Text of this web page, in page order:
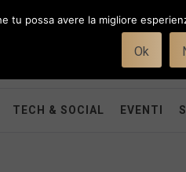
TECH & SOCIAL EVENTI
tu possa avere la migliore
Ok